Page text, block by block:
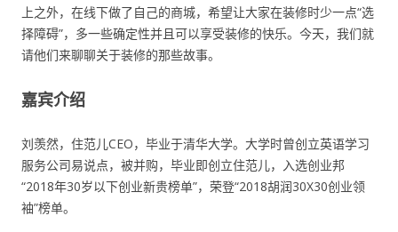
上之外，在线下做了自己的商城，希望让大家在装修时少一点“选
择障碍”，多一些确定性并且可以享受装修的快乐。今天，我们就
请他们来聊聊关于装修的那些故事。
嘉宾介绍
刘羡然，住范儿CEO，毕业于清华大学。大学时曾创立英语学习
服务公司易说点，被并购，毕业即创立住范儿，入选创业邦
“2018年30岁以下创业新贵榜单”，荣登“2018胡润30X30创业领
袖”榜单。